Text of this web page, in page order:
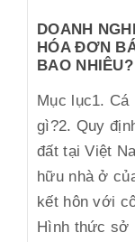
DOANH
HÓA ĐƠN
BAO NHIÊU?
Mục lục1.
gì?2. Quy
đất tại Việt
hữu nhà ở
kết hôn với
Hình thức sở